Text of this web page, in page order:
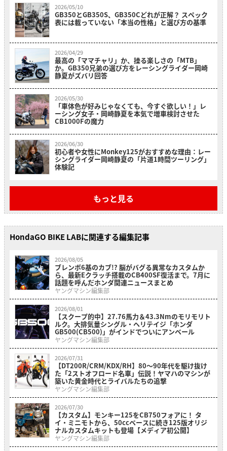
2026/05/10
GB350とGB350S、GB350Cどれが正解？ スペック
表には載っていない「本当の性格」と選び方の基準
2026/04/29
最高の「ママチャリ」か、操る楽しさの「MTB」
か。GB350兄弟の選び方をレーシングライダー岡崎
静夏がズバリ回答
2026/05/30
「車体色が好みじゃなくても、今すぐ欲しい！」レ
ーシング女子・岡崎静夏を本気で増車検討させた
CB1000Fの魔力
2026/06/30
初心者や女性にMonkey125がおすすめな理由：レー
シングライダー岡崎静夏の「片道1時間ツーリング」
体験記
もっと見る
HondaGO BIKE LABに関連する編集記事
2026/08/05
ブレンボ6基のカブ!? 脳がバグる異常なカスタムか
ら、最新Eクラッチ搭載のCB400SF復活まで。7月に
話題を呼んだホンダ関連ニュースまとめ
ヤングマシン編集部
2026/08/01
【スクープ的中】27.76馬力＆43.3Nmのモリモリト
ルク。大排気量シングル・ヘリテイジ「ホンダ
GB500(CB500)」がインドでついにアンベール
ヤングマシン編集部
2026/07/31
【DT200R/CRM/KDX/RH】80〜90年代を駆け抜け
た「2ストオフロード名車」伝説！ヤマハのマシンが
築いた黄金時代とライバルたちの追撃
ヤングマシン編集部
2026/07/30
【カスタム】モンキー125をCB750フォアに！ タ
イ・ミニモトから、50ccベースに続き125版オリジ
ナルカスタムキットも登場【メディア初公開】
ヤングマシン編集部